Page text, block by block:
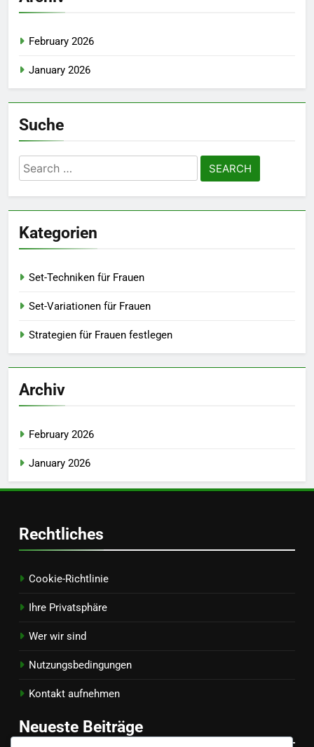
February 2026
January 2026
Suche
Search
for:
Kategorien
Set-Techniken für Frauen
Set-Variationen für Frauen
Strategien für Frauen festlegen
Archiv
February 2026
January 2026
Rechtliches
Cookie-Richtlinie
Ihre Privatsphäre
Wer wir sind
Nutzungsbedingungen
Kontakt aufnehmen
Neueste Beiträge